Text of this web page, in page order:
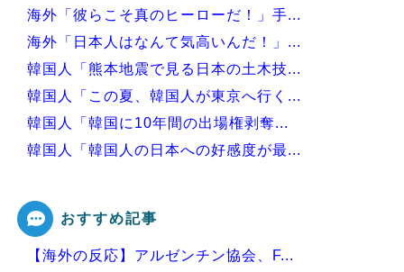
海外「彼らこそ真のヒーローだ！」手...
海外「日本人はなんて気高いんだ！」...
韓国人「熊本地震で見る日本の土木技...
韓国人「この夏、韓国人が東京へ行く...
韓国人「韓国に10年間の出場権剥奪...
韓国人「韓国人の日本への好感度が最...
おすすめ記事
【海外の反応】アルゼンチン協会、F...